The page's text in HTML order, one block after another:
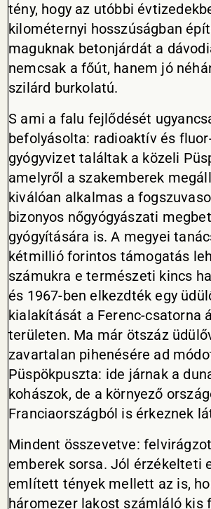
tény, hogy az utóbbi
kilométernyi hosszúságban
maguknak betonjárdát a
nemcsak a főút, hanem jó
szilárd burkolatú.
S ami a falu fejlődését
befolyásolta: radioaktív és
gyógyvizet találtak a közeli
amelyről a szakemberek
kiválóan alkalmas a
bizonyos nőgyógyászati
gyógyítására is. A megyei
kétmillió forintos támogatás
számukra e természeti kincs
és 1967-ben elkezdték egy
kialakítását a Ferenc-csatorna
területen. Ma már ötszáz
zavartalan pihenésére ad
Püspökpuszta: ide járnak a
kohászok, de a környező
Franciaországból is érkeznek
Mindent összevetve:
emberek sorsa. Jól érzékelteti
említett tények mellett az is,
háromezer lakost számláló kis